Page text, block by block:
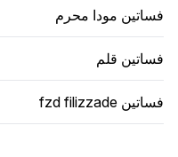
فساتين مودا محرم
فساتين قلم
فساتين fzd filizzade